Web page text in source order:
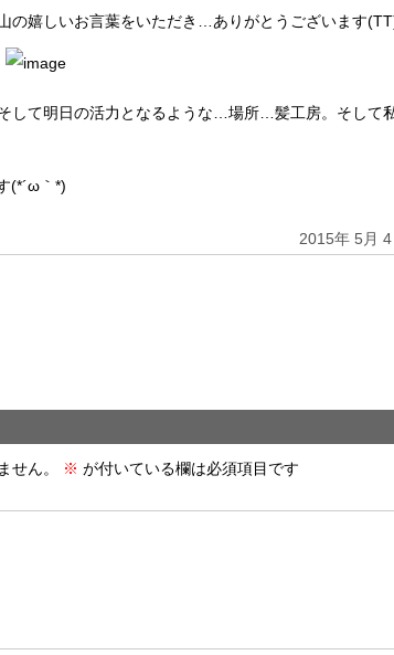
の嬉しいお言葉をいただき…ありがとうございます
して明日の活力となるような…場所…髪工房。そして
(*´ω｀*)
2015年 5月 4
せん。 ※ が付いている欄は必須項目です